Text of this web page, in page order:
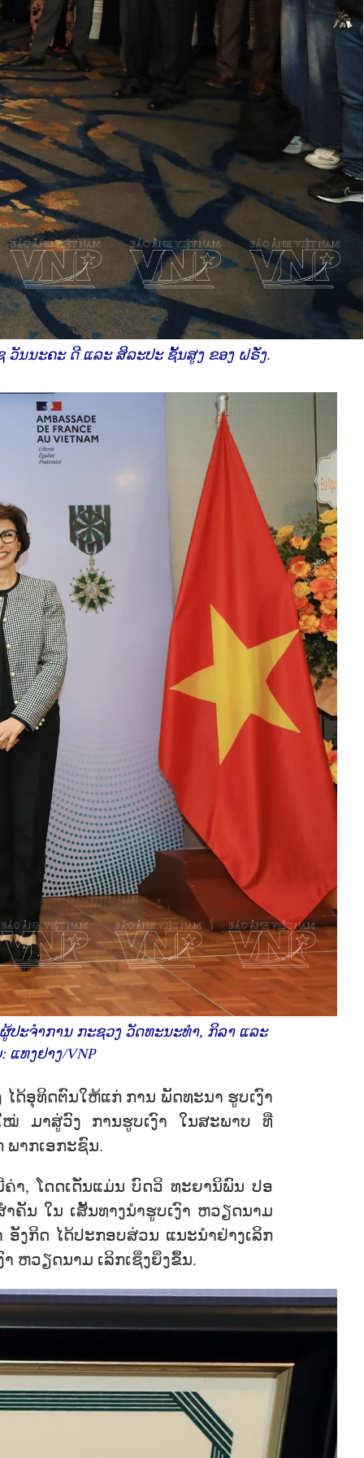
ວັນນະຄະ ດີ ແລະ ສິລະປະ ຊັ້ນສູງ ຂອງ ຝຣັ່ງ.
ະຈຳການ ກະຊວງ ວັດທະນະທຳ, ກິລາ ແລະ
ແທງຢາງ/VNP
ດ້ອຸທິດຕົນໃຫ້ແກ່ ການ ພັດທະນາ ຮູບເງົາ
ໝ່ ມາສູ່ວົງ ການຮູບເງົາ ໃນສະພາບ ທີ່
ພາກເອກະຊົນ.
າ, ໂດດເດັ່ນແມ່ນ ບົດວິ ທະຍານິພົນ ປອ
ຄັນ ໃນ ເສັ້ນທາງນຳຮູບເງົາ ຫວຽດນາມ
ງກິດ ໄດ້ປະກອບສ່ວນ ແນະນຳຢ່າງເລິກ
ຫວຽດນາມ ເລິກເຊິ່ງຍິ່ງຂຶ້ນ.